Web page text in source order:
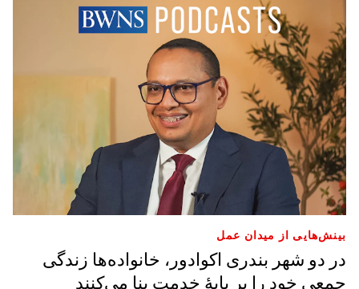
بینش‌هایی از میدان عمل
در دو شهر بندری اکوادور، خانواده‌ها زندگی
جمعی خود را بر پایهٔ خدمت بنا می‌کنند